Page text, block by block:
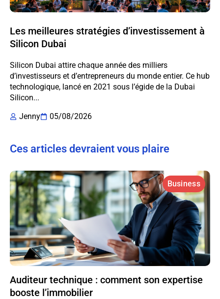
Les meilleures stratégies d’investissement à
Silicon Dubai
Silicon Dubai attire chaque année des milliers
d’investisseurs et d’entrepreneurs du monde entier. Ce hub
technologique, lancé en 2021 sous l’égide de la Dubai
Silicon...
Jenny
05/08/2026
Ces articles devraient vous plaire
Business
Auditeur technique : comment son expertise
booste l’immobilier